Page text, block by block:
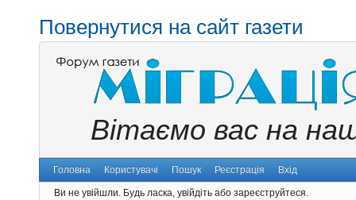
Повернутися на сайт газети
Вітаємо вас на
Головна Користувачі Пошук Реєстрація Вхід
Ви не увійшли. Будь ласка, увійдіть або зареєструйтеся.